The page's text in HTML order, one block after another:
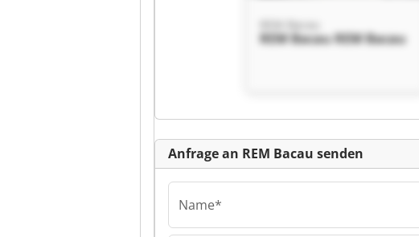
REM Bacau
REM Bacau REM Bacau
Kleinanzeige
Anfrage an REM Bacau senden
Name*